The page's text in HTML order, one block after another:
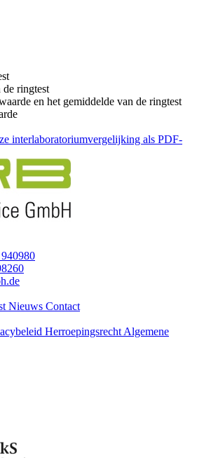
ringtest
en het gemiddelde van de ringtest
interlaboratoriumvergelijking als PDF-
Nieuws Contact
Herroepingsrecht Algemene